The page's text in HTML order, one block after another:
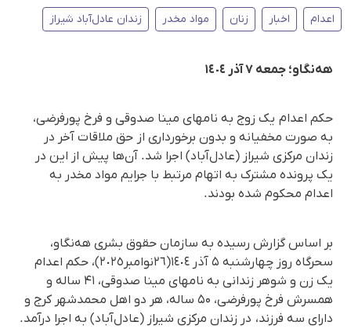
اعدام اخبار زنان مواد مخدر زندان عادل‌آباد شیراز
هەنگاو؛ جمعە ٧ آذر ١٤٠٤
حکم اعدام یک زوج به نامهای مینا صدوقی و فرخ پورفرضی،
به صورت مخفیانە و بدون برخورداری از حق ملاقات آخر در
زندان مرکزی شیراز (عادل‌آباد) اجرا شد. آن‌ها پیش از این در
یک پرونده مشترک به اتهام مرتبط با جرایم مواد مخدر به
اعدام محکوم شده بودند.
بر اساس گزارش رسیده به سازمان حقوق بشری هه‌نگاو،
سحرگاه روز چهارشنبه ۵ آذر ١٤٠٤(٢٦نوامبر٢٠٢٥)، حکم اعدام
یک زن و شوهر زندانی بە نامهای مینا صدوقی، ۴۱ ساله و
همسرش فرخ پورفرضی، ۵۰ ساله، هر دو اهل محمدشهر کرج و
دارای سه فرزند، در زندان مرکزی شیراز (عادل‌آباد) به اجرا درآمد.